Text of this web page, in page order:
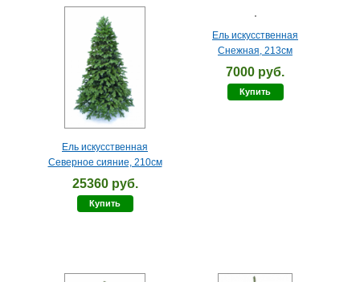
Ель искусственная
Северное сияние, 210см
25360 руб.
Купить
Ель искусственная
Снежная, 213см
7000 руб.
Купить